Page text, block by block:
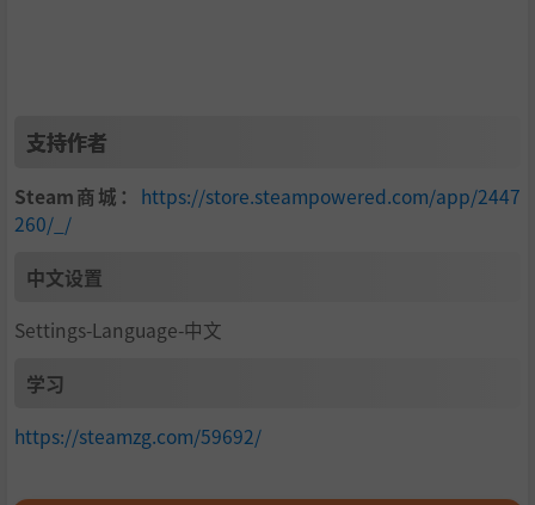
支持作者
Steam商城： https://store.steampowered.com/app/2447
260/_/
中文设置
Settings-Language-中文
学习
https://steamzg.com/59692/